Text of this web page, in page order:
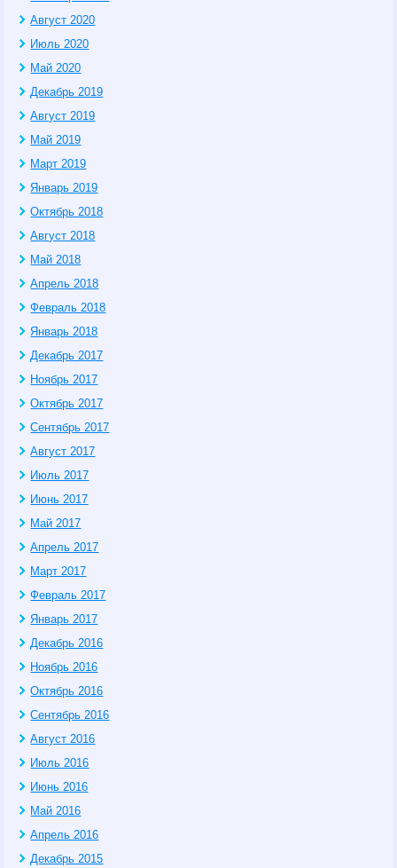
Август 2020
Июль 2020
Май 2020
Декабрь 2019
Август 2019
Май 2019
Март 2019
Январь 2019
Октябрь 2018
Август 2018
Май 2018
Апрель 2018
Февраль 2018
Январь 2018
Декабрь 2017
Ноябрь 2017
Октябрь 2017
Сентябрь 2017
Август 2017
Июль 2017
Июнь 2017
Май 2017
Апрель 2017
Март 2017
Февраль 2017
Январь 2017
Декабрь 2016
Ноябрь 2016
Октябрь 2016
Сентябрь 2016
Август 2016
Июль 2016
Июнь 2016
Май 2016
Апрель 2016
Декабрь 2015